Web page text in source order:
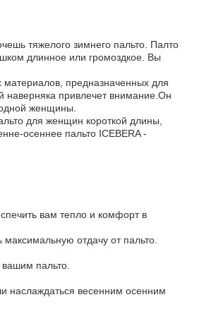
тяжелого зимнего пальто. Палто
длинное или громоздкое. Вы
материалов, предназначенных для
наверняка привлечет внимание.Он
женщины.
для женщин короткой длины,
осеннее пальто ICEBERA -
вам тепло и комфорт в
отдачу от пальто.
пальто.
наслаждаться весенним осенним